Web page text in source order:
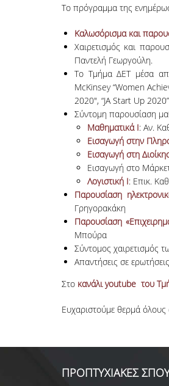
Το πρόγραμμα της
Καλωσόρισμα και
Χαιρετισμός και
Παντελή Γεωργούλη.
Το Τμήμα ΔΕΤ μέσα
McKinsey “Women
2020", “JA Start Up 2020”
Σύντομη παρουσίαση
Μαθηματικά Ι: Αν.
Εισαγωγή στην
Εισαγωγή στη
Εισαγωγή στο
Λογιστική Ι: Επικ.
Παρουσίαση
Γρηγορακάκη
Παρουσίαση
Μπούρα
Σύντομος χαιρετισμός
Απαντήσεις σε
Στο κανάλι youtube του
Ευχαριστούμε θερμά όλους
ΠΡΟΠΤΥΧΙΑΚΕΣ